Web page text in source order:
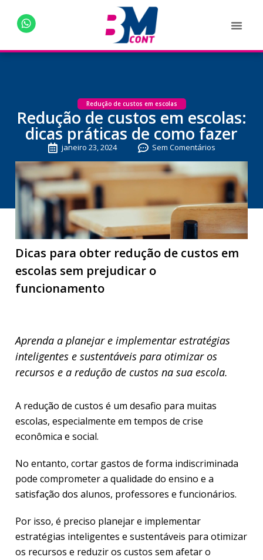
Redução de custos em escolas
Redução de custos em escolas:
dicas práticas de como fazer
janeiro 23, 2024 Sem Comentários
Dicas para obter redução de custos em
escolas sem prejudicar o
funcionamento
Aprenda a planejar e implementar estratégias
inteligentes e sustentáveis para otimizar os
recursos e a redução de custos na sua escola.
A redução de custos é um desafio para muitas
escolas, especialmente em tempos de crise
econômica e social.
No entanto, cortar gastos de forma indiscriminada
pode comprometer a qualidade do ensino e a
satisfação dos alunos, professores e funcionários.
Por isso, é preciso planejar e implementar
estratégias inteligentes e sustentáveis para otimizar
os recursos e reduzir os custos sem afetar o